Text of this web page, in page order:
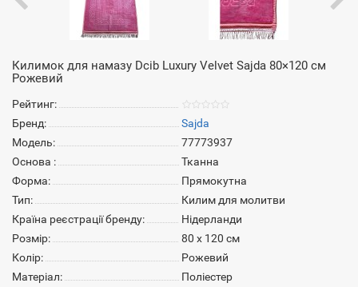
Килимок для намазу Dcib Luxury Velvet Sajda 80×120 см
Рожевий
Рейтинг:
Бренд:
Sajda
Модель:
77773937
Основа :
Тканна
Форма:
Прямокутна
Тип:
Килим для молитви
Країна реєстрації бренду:
Нідерланди
Розмір:
80 х 120 см
Колір:
Рожевий
Матеріал:
Поліестер